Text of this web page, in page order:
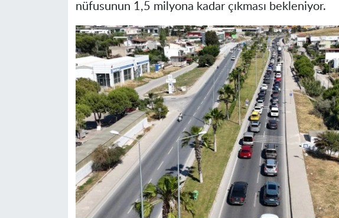
nüfusunun 1,5 milyona kadar çıkması bekleniyor.